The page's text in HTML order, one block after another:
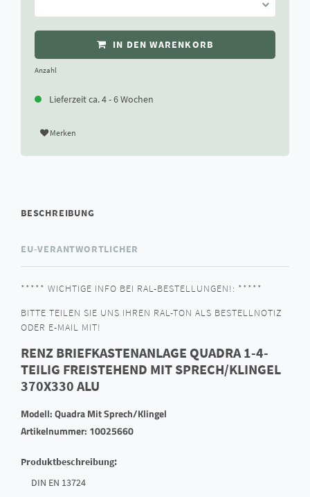
IN DEN WARENKORB
Anzahl
Lieferzeit ca. 4 - 6 Wochen
Merken
BESCHREIBUNG
EU-VERANTWORTLICHER
***** WICHTIGE INFO BEI RAL-BESTELLUNGEN!: *****
BITTE TEILEN SIE UNS IHREN RAL-TON ALS BESTELLNOTIZ
ODER E-MAIL MIT!
RENZ BRIEFKASTENANLAGE QUADRA 1-4-
TEILIG FREISTEHEND MIT SPRECH/KLINGEL
370X330 ALU
Modell: Quadra Mit Sprech/Klingel
Artikelnummer: 10025660
Produktbeschreibung:
DIN EN 13724